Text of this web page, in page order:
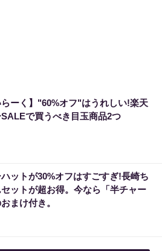
1位「このお茶ガチです」噂のお茶
健康本舗）
んなセールやってたの？」80％OFF
々登場！Amazonの本気が...
）
らーく】"60%オフ"はうれしい!楽天
で買うべき目玉商品2つ
ハットが30%オフはすごすぎ!長崎ち
ットが超お得。今なら「半チャー
まけ付き。